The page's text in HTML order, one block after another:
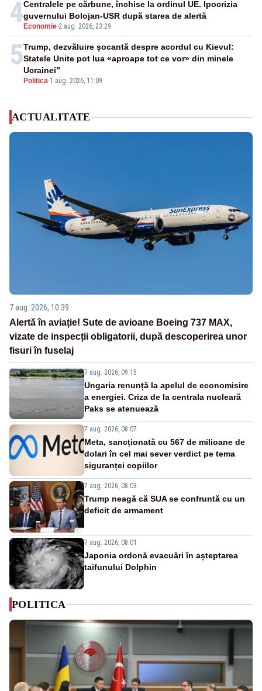
4 Economie-2 aug. 2026, 23:29
Centralele pe cărbune, închise la ordinul UE. Ipocrizia
guvernului Bolojan-USR după starea de alertă
5
Politica-1 aug. 2026, 11:09
Trump, dezvăluire șocantă despre acordul cu Kievul:
Statele Unite pot lua «aproape tot ce vor» din minele
Ucrainei”
ACTUALITATE
7 aug. 2026, 10:39
Alertă în aviație! Sute de avioane Boeing 737 MAX,
vizate de inspecții obligatorii, după descoperirea unor
fisuri în fuselaj
7 aug. 2026, 09:15
Ungaria renunță la apelul de economisire
a energiei. Criza de la centrala nucleară
Paks se atenuează
7 aug. 2026, 08:07
Meta, sancționată cu 567 de milioane de
dolari în cel mai sever verdict pe tema
siguranței copiilor
7 aug. 2026, 08:03
Trump neagă că SUA se confruntă cu un
deficit de armament
7 aug. 2026, 08:01
Japonia ordonă evacuări în așteptarea
taifunului Dolphin
POLITICA